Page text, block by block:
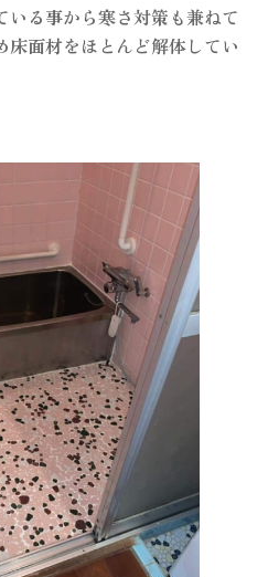
いる事から寒さ対策も兼ねて
面材をほとんど解体してい